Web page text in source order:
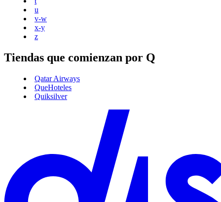
u
v-w
x-y
z
Tiendas que comienzan por Q
Qatar Airways
QueHoteles
Quiksilver